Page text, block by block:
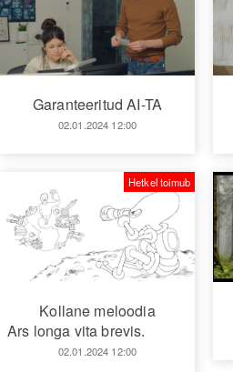
Garanteeritud AI-TA
02.01.2024 12:00
Kollane meloodia
Ars longa vita brevis.
02.01.2024 12:00
Hetkel toimub